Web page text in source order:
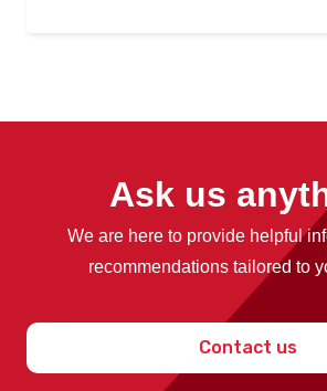
Ask us
We are here to provide helpful
recommendations tailored to
Contact us